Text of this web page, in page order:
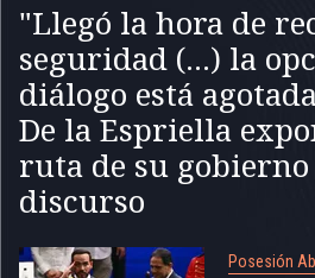
"Llegó la hora de
seguridad (...) la
diálogo está
De la Espriella
ruta de su
discurso
Posesión